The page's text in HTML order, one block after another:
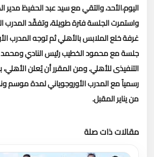
اليوم،الأحد، والتقي مع سيد عبد الحفيظ مدير
واستمرت الجلسة فترة طويلة، وتفقّد المدرب
غرفة خلع الملابس بالأهلي ثم توجه المدرب
جلسة مع محمود الخطيب رئيس النادي ومحمد
التنفيذى للأهلي.ومن المقرر أن يُعلن
رسمياً مع المدرب الأوروجوياني لمدة موسم
من يناير المقبل.
مقالات ذات صلة